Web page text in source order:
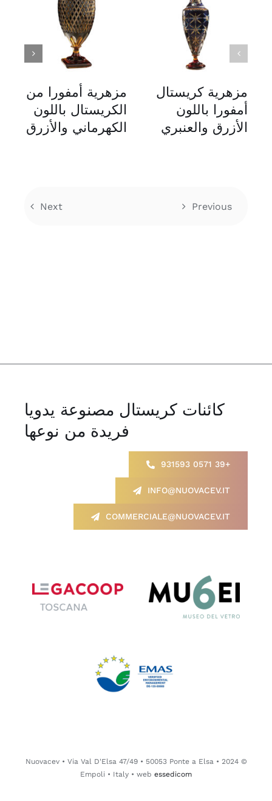
مزهرية كريستال
أمفورا باللون
الأزرق والعنبري
مزهرية أمفورا من
الكريستال باللون
الكهرماني والأزرق
Previous
Next
كائنات كريستال مصنوعة يدويا
فريدة من نوعها
+39 0571 931593
INFO@NUOVACEV.IT
COMMERCIALE@NUOVACEV.IT
© 2024 Nuovacev • Via Val D'Elsa 47/49 • 50053 Ponte a Elsa •
Empoli • Italy • web essedicom